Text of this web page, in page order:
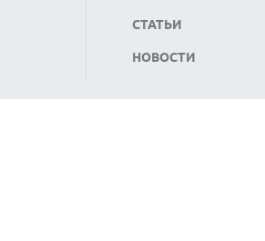
СТАТЬИ
НОВОСТИ